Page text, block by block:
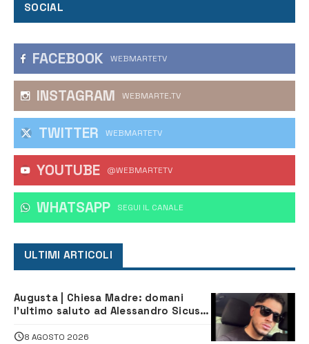
SOCIAL
FACEBOOK WEBMARTETV
INSTAGRAM WEBMARTE.TV
TWITTER WEBMARTETV
YOUTUBE @WEBMARTETV
WHATSAPP ‎SEGUI IL CANALE
ULTIMI ARTICOLI
Augusta | Chiesa Madre: domani
l’ultimo saluto ad Alessandro Sicuso,
8 AGOSTO 2026